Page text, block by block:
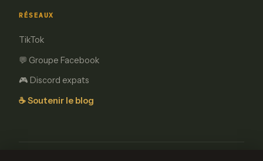
RÉSEAUX
TikTok
💬 Groupe Facebook
🎮 Discord expats
☕ Soutenir le blog